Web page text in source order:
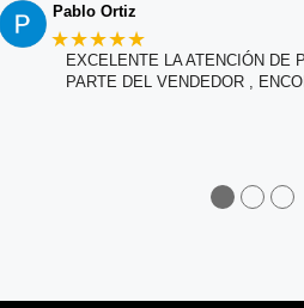
Pablo Ortiz
★★★★★
EXCELENTE LA ATENCIÓN DE
PARTE DEL VENDEDOR ,
●●●